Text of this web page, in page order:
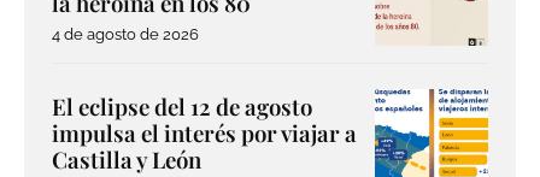
4 de agosto de 2026
El eclipse del 12 de agosto
impulsa el interés por viajar a
Castilla y León